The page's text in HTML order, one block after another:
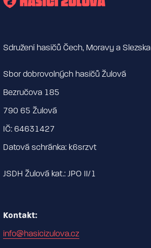
Sdružení hasičů Čech, Moravy a Slezska
Sbor dobrovolných hasičů Žulová
Bezručova 185
790 65 Žulová
IČ: 64631427
Datová schránka: k6srzvt
JSDH Žulová kat.: JPO II/1
Kontakt:
info@hasicizulova.cz